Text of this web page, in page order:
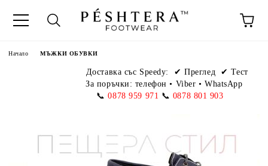
Начало МЪЖКИ ОБУВКИ
Доставка със Speedy:
✔ Преглед ✔ Тест
За поръчки: телефон• Viber • WhatsApp
📞 0878 959 971 📞 0878 801 903